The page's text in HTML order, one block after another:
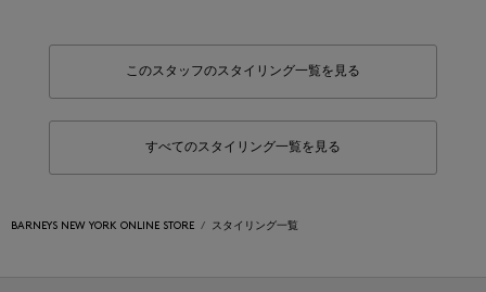
このスタッフのスタイリング一覧を見る
すべてのスタイリング一覧を見る
BARNEYS NEW YORK ONLINE STORE スタイリング一覧